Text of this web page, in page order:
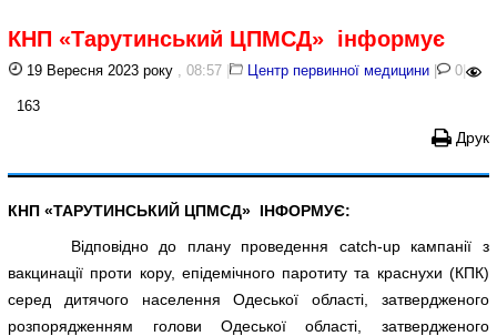
КНП «Тарутинський ЦПМСД» інформує
19 Вересня 2023 року , 08:57 | Центр первинної медицини | 0 |
163
Друк
КНП «ТАРУТИНСЬКИЙ ЦПМСД» ІНФОРМУЄ:
Відповідно до плану проведення catch-up кампанії з
вакцинації проти кору, епідемічного паротиту та краснухи (КПК)
серед дитячого населення Одеської області, затвердженого
розпорядженням голови Одеської області, затвердженого